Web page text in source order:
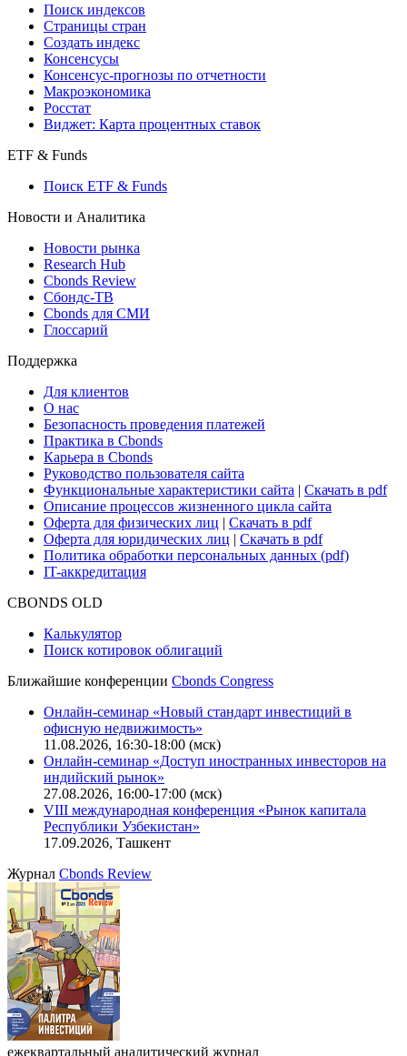
Поиск индексов
Страницы стран
Создать индекс
Консенсусы
Консенсус-прогнозы по отчетности
Макроэкономика
Росстат
Виджет: Карта процентных ставок
ETF & Funds
Поиск ETF & Funds
Новости и Аналитика
Новости рынка
Research Hub
Cbonds Review
Сбондс-ТВ
Cbonds для СМИ
Глоссарий
Поддержка
Для клиентов
О нас
Безопасность проведения платежей
Практика в Cbonds
Карьера в Cbonds
Руководство пользователя сайта
Функциональные характеристики сайта | Скачать в pdf
Описание процессов жизненного цикла сайта
Оферта для физических лиц | Скачать в pdf
Оферта для юридических лиц | Скачать в pdf
Политика обработки персональных данных (pdf)
IT-аккредитация
CBONDS OLD
Калькулятор
Поиск котировок облигаций
Ближайшие конференции Cbonds Congress
Онлайн-семинар «Новый стандарт инвестиций в
офисную недвижимость»
11.08.2026, 16:30-18:00 (мск)
Онлайн-семинар «Доступ иностранных инвесторов на
индийский рынок»
27.08.2026, 16:00-17:00 (мск)
VIII международная конференция «Рынок капитала
Республики Узбекистан»
17.09.2026, Ташкент
Журнал Cbonds Review
ежеквартальный аналитический журнал